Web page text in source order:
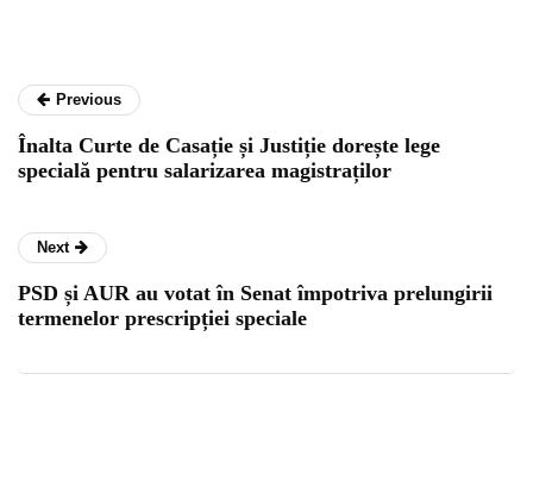
Previous
Înalta Curte de Casație și Justiție dorește lege
specială pentru salarizarea magistraților
Next
PSD și AUR au votat în Senat împotriva prelungirii
termenelor prescripției speciale